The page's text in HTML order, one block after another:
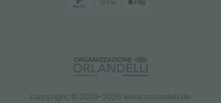
Copyright © 2009-2026 www.orlandelli.de